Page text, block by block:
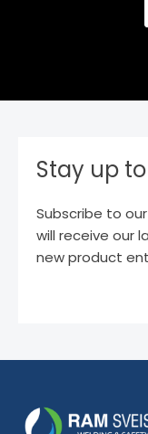
Stay up
Subscribe to
will receive our
new product